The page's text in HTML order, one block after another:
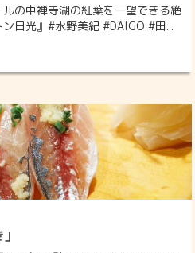
ルの中禅寺湖の紅葉を一望できる絶
日光』#水野美紀 #DAIGO #田...